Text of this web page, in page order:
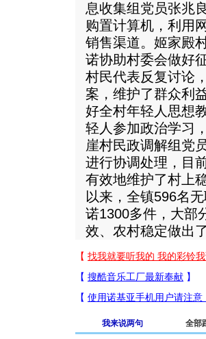
息收集组党员张兆
购置计算机，利用
销售渠道。姬家殿
诺协助村委会做好
村民代表反复讨论
案，维护了群众利
好全村年轻人思想
轻人参加政治学习
崖村民政调解组党
进行协调处理，目
有效地维护了村上
以来，全镇596名
诺1300多件，大部
效、农村稳定做出
我来说两句 全部